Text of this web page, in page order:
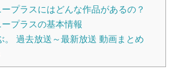
プラスにはどんな作品があるの？
プラスの基本情報
。 過去放送～最新放送 動画まとめ